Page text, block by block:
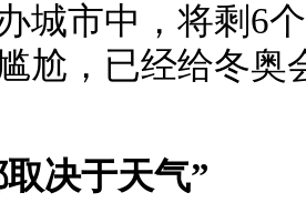
城市中，将剩6
尬，已经给冬奥
决于天气”